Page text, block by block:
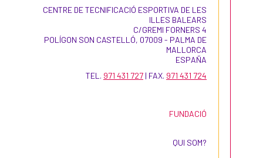
CENTRE DE TECNIFICACIÓ ESPORTIVA DE LES
ILLES BALEARS
C/GREMI FORNERS 4
POLÍGON SON CASTELLÓ, 07009 - PALMA DE
MALLORCA
ESPAÑA
TEL. 971 431 727 | FAX. 971 431 724
FUNDACIÓ
QUI SOM?